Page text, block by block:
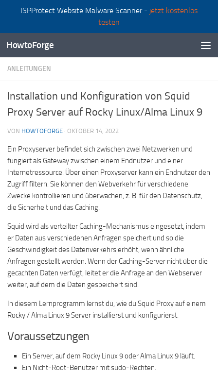
ISPProtect Website Malware Scanner - jetzt kostenlos
testen
Zum Inhalt springen
HowtoForge
ANLEITUNGEN
Installation und Konfiguration von Squid
Proxy Server auf Rocky Linux/Alma Linux 9
VON HOWTOFORGE · OKTOBER 14, 2022
Ein Proxyserver befindet sich zwischen zwei Netzwerken und
fungiert als Gateway zwischen einem Endnutzer und einer
Internetressource. Über einen Proxyserver kann ein Endnutzer den
Zugriff filtern. Sie können den Webverkehr für verschiedene
Zwecke kontrollieren und überwachen, z. B. für den Datenschutz,
die Sicherheit und das Caching.
Squid wird als verteilter Caching-Mechanismus eingesetzt, indem
er Daten aus verschiedenen Anfragen speichert und so die
Geschwindigkeit des Datenverkehrs erhöht, wenn ähnliche
Anfragen gestellt werden. Wenn der Caching-Server nicht über die
gecachten Daten verfügt, leitet er die Anfrage an den Webserver
weiter, auf dem die Daten gespeichert sind.
In diesem Lernprogramm lernst du, wie du Squid Proxy auf einem
Rocky / Alma Linux 9 Server installierst und konfigurierst.
Voraussetzungen
Ein Server, auf dem Rocky Linux 9 oder Alma Linux 9 läuft.
Ein Nicht-Root-Benutzer mit sudo-Rechten.